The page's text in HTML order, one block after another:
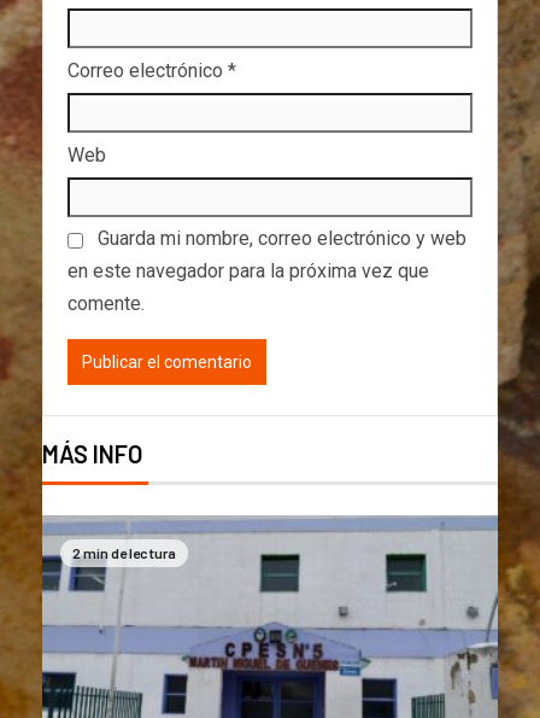
Correo electrónico *
Web
Guarda mi nombre, correo electrónico y web
en este navegador para la próxima vez que
comente.
MÁS INFO
2 min de lectura